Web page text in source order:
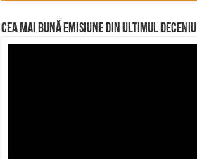
CEA MAI BUNĂ EMISIUNE DIN ULTIMUL DECENIU